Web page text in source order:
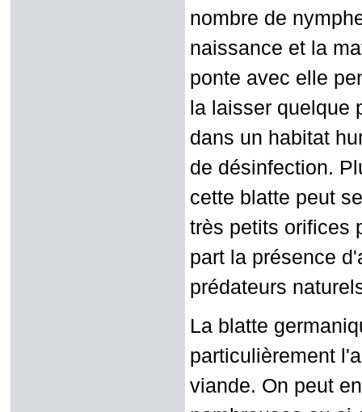
nombre de
naissance et la
ponte avec elle
la laisser quelque
dans un habitat
de désinfection.
cette blatte peut
très petits orifices
part la présence
prédateurs
La blatte
particulièrement
viande. On peut